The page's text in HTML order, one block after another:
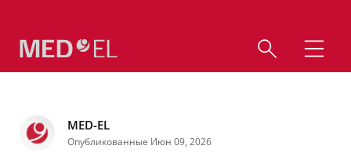
MED-EL
Опубликованные Июн 09, 2026